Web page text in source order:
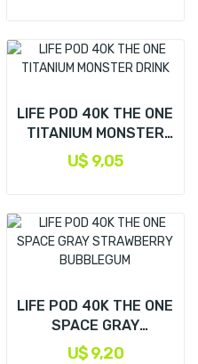
LIFE POD 40K THE ONE
TITANIUM MONSTER
DRINK
U$ 9,05
LIFE POD 40K THE ONE
SPACE GRAY
STRAWBERRY...
U$ 9,20